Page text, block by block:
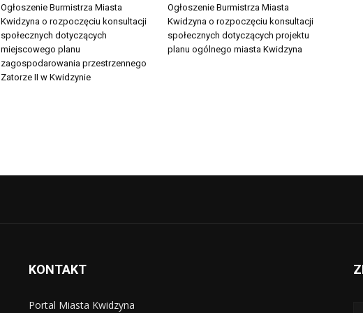
Ogłoszenie Burmistrza Miasta
Kwidzyna o rozpoczęciu konsultacji
społecznych dotyczących
miejscowego planu
zagospodarowania przestrzennego
Zatorze II w Kwidzynie
Ogłoszenie Burmistrza Miasta
Kwidzyna o rozpoczęciu konsultacji
społecznych dotyczących projektu
planu ogólnego miasta Kwidzyna
KONTAKT
Portal Miasta Kwidzyna